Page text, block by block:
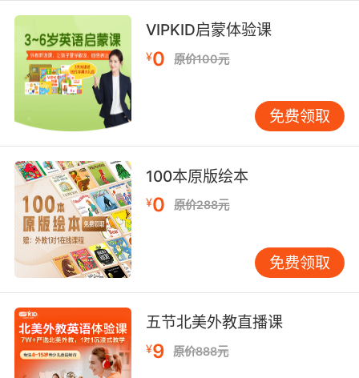
境对话，让孩子们在具体的语境中学习和记忆单
词。例如，可以讲述一个关于“lion”的故事，让孩
子们在听故事的过程中，自然而然地记住这个单
词的发音和拼写。
重复与复习的重要性 重复与复习是记忆单词的关
键。在课堂上，教师需要设计一些重复练习的环
“单词接龙”、“单词卡片配对”等游戏，让孩子们在
反复练习中加深对单词的记忆。同时，教师还需
要定期安排复习课程，帮助孩子们巩固之前学过
的单词，防止遗忘。
鼓励自主学习与探索 鼓励自主学习与探索是培养
孩子们学习兴趣的重要途径。在课堂上，教师可
自主学习和探索与动物相关的知识。例如，可以
让孩子们在课后查找一些关于“panda”的资料，
然后在课堂上分享他们的发现。这样，孩子们不
VIPKID启蒙体验课
¥0 原价100元
免费领取
100本原版绘本
¥0 原价288元
免费领取
五节北美外教直播课
¥9 原价888元